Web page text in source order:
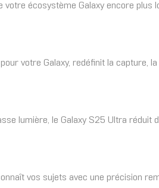
écosystème Galaxy encore
votre Galaxy, redéfinit la capture,
lumière, le Galaxy S25 Ultra
vos sujets avec une précision